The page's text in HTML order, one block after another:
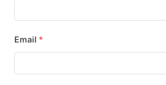
Email *